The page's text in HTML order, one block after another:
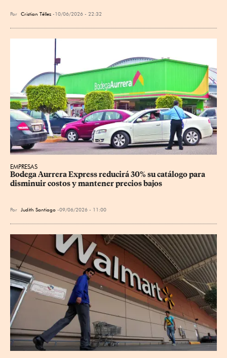
Por Cristian Téllez 10/06/2026 - 22:32
EMPRESAS
Bodega Aurrera Express reducirá 30% su catálogo para
disminuir costos y mantener precios bajos
Por Judith Santiago 09/06/2026 - 11:00